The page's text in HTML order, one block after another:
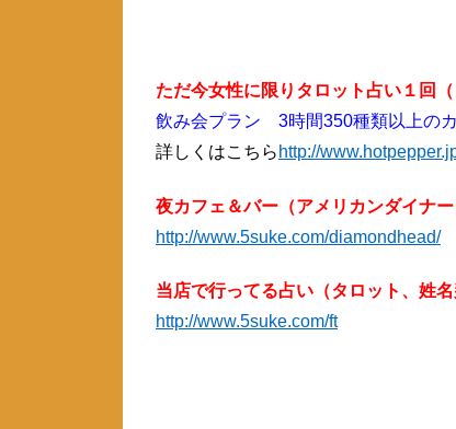
ただ今女性に限りタロット占い１回
飲み会プラン 3時間350種類以上の
詳しくはこちら http://
夜カフェ＆バー（アメリカンダイナ
http://www.5suke.com/diamondhead/
当店で行ってる占い（タロット、姓
http://www.5suke.com/ft